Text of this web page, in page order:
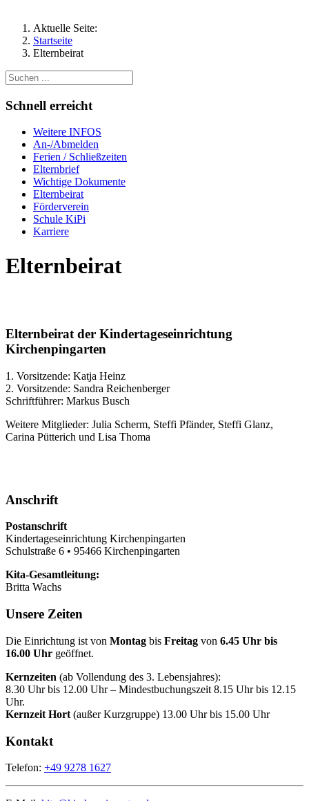
Aktuelle Seite:
Startseite
Elternbeirat
Schnell erreicht
Weitere INFOS
An-/Abmelden
Ferien / Schließzeiten
Elternbrief
Wichtige Dokumente
Elternbeirat
Förderverein
Schule KiPi
Karriere
Elternbeirat
Elternbeirat der Kindertageseinrichtung
Kirchenpingarten
1. Vorsitzende: Katja Heinz
2. Vorsitzende: Sandra Reichenberger
Schriftführer: Markus Busch
Weitere Mitglieder: Julia Scherm, Steffi Pfänder, Steffi Glanz,
Carina Pütterich und Lisa Thoma
Anschrift
Postanschrift
Kindertageseinrichtung Kirchenpingarten
Schulstraße 6 • 95466 Kirchenpingarten
Kita-Gesamtleitung:
Britta Wachs
Unsere Zeiten
Die Einrichtung ist von Montag bis Freitag von 6.45 Uhr bis
16.00 Uhr geöffnet.
Kernzeiten (ab Vollendung des 3. Lebensjahres):
8.30 Uhr bis 12.00 Uhr – Mindestbuchungszeit 8.15 Uhr bis 12.15
Uhr.
Kernzeit Hort (außer Kurzgruppe) 13.00 Uhr bis 15.00 Uhr
Kontakt
Telefon: +49 9278 1627